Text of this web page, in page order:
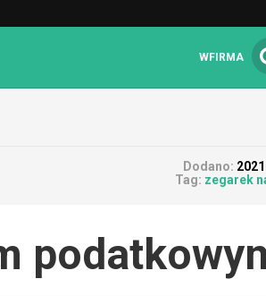
WFIRMA
Dodano:
Tag: zegarek